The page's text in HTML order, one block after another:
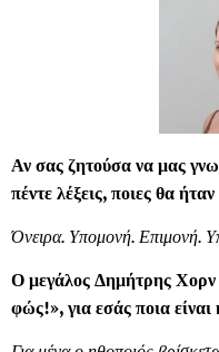
Αν σας ζητούσα να μας
πέντε λέξεις, ποιες θα
Όνειρα. Υπομονή. Επιμονή.
Ο μεγάλος Δημήτρης Χορν
φώς!», για εσάς ποια είναι